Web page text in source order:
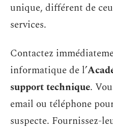
unique, différent de
services.
Contactez
informatique de l’
support technique.
email ou téléphone
suspecte. Fournissez-